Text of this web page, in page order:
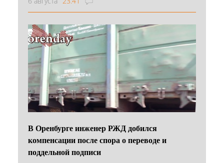
В Оренбурге инженер РЖД добился
компенсации после спора о переводе и
поддельной подписи